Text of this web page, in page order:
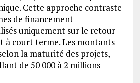
Cette approche contraste
de financement
uniquement sur le retour
à court terme. Les montants
la maturité des projets,
de 50 000 à 2 millions